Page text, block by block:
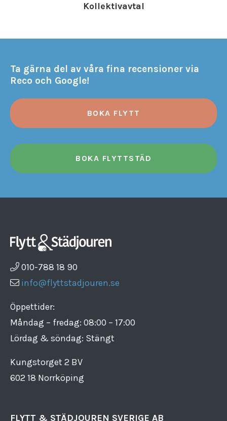
Kollektivavtal
Ta gärna del av våra fina recensioner via
Reco och Google!
BOKA FLYTT
BOKA FLYTTSTÄD
010-788 18 90
info@flyttstadjouren.se
Öppettider:
Måndag – fredag: 08:00 – 17:00
Lördag & söndag: Stängt
Kungstorget 2 BV
602 18 Norrköping
FLYTT & STÄDJOUREN SVERIGE AB